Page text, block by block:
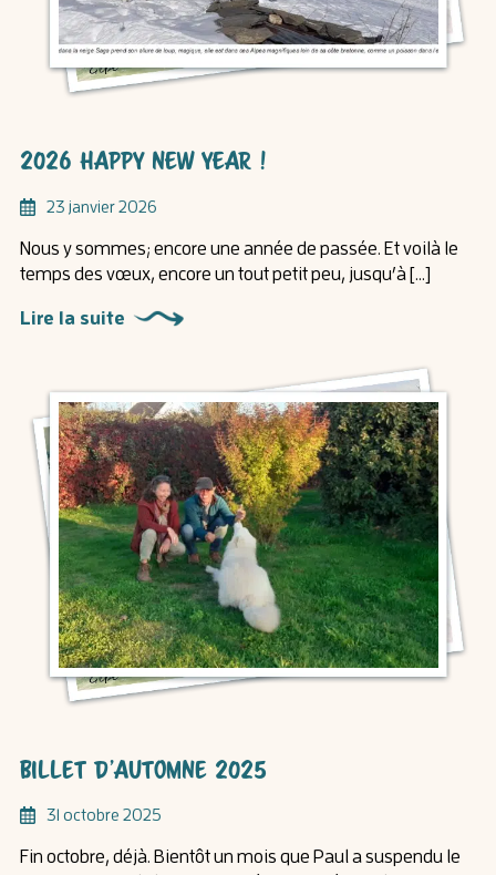
2026 HAPPY NEW YEAR !
23 janvier 2026
Nous y sommes; encore une année de passée. Et voilà le
temps des vœux, encore un tout petit peu, jusqu’à […]
Lire la suite
Billet d’automne 2025
31 octobre 2025
Fin octobre, déjà. Bientôt un mois que Paul a suspendu le